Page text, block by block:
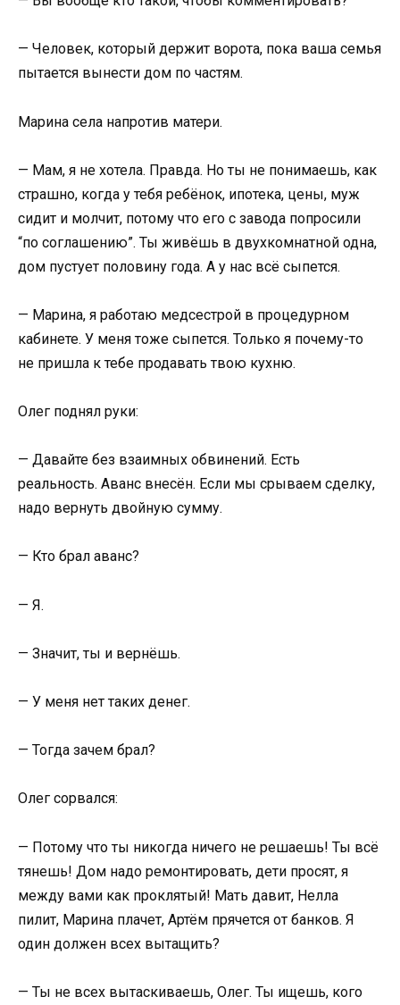
— Человек, который держит ворота, пока ваша семья
пытается вынести дом по частям.
Марина села напротив матери.
— Мам, я не хотела. Правда. Но ты не понимаешь, как
страшно, когда у тебя ребёнок, ипотека, цены, муж
сидит и молчит, потому что его с завода попросили
“по соглашению”. Ты живёшь в двухкомнатной одна,
дом пустует половину года. А у нас всё сыпется.
— Марина, я работаю медсестрой в процедурном
кабинете. У меня тоже сыпется. Только я почему-то
не пришла к тебе продавать твою кухню.
Олег поднял руки:
— Давайте без взаимных обвинений. Есть
реальность. Аванс внесён. Если мы срываем сделку,
надо вернуть двойную сумму.
— Кто брал аванс?
— Я.
— Значит, ты и вернёшь.
— У меня нет таких денег.
— Тогда зачем брал?
Олег сорвался:
— Потому что ты никогда ничего не решаешь! Ты всё
тянешь! Дом надо ремонтировать, дети просят, я
между вами как проклятый! Мать давит, Нелла
пилит, Марина плачет, Артём прячется от банков. Я
один должен всех вытащить?
— Ты не всех вытаскиваешь, Олег. Ты ищешь, кого